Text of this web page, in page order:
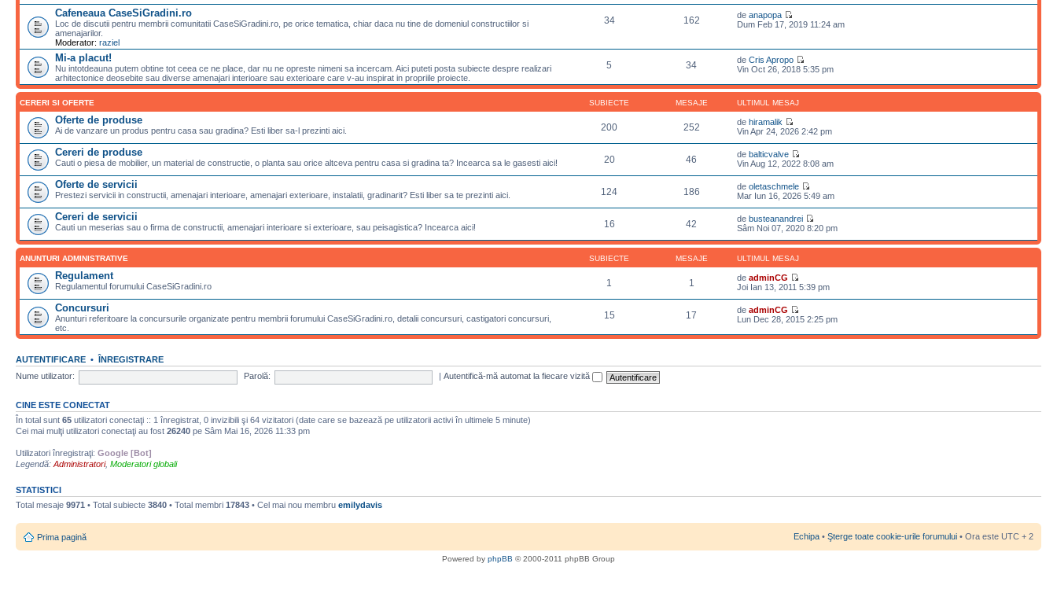
Cafeneaua CaseSiGradini.ro
Loc de discutii pentru membrii comunitatii CaseSiGradini.ro, pe orice tematica, chiar daca nu tine de domeniul constructiilor si
amenajarilor.
Moderator: raziel
34 162 deanapopa
Dum Feb 17, 2019 11:24 am
Mi-a placut!
Nu intotdeauna putem obtine tot ceea ce ne place, dar nu ne opreste nimeni sa incercam. Aici puteti posta subiecte despre realizari
arhitectonice deosebite sau diverse amenajari interioare sau exterioare care v-au inspirat in propriile proiecte.
5 34 deCris Apropo
Vin Oct 26, 2018 5:35 pm
CERERI SI OFERTE SUBIECTE MESAJE ULTIMUL MESAJ
Oferte de produse
Ai de vanzare un produs pentru casa sau gradina? Esti liber sa-l prezinti aici. 200 252 dehiramalik
Vin Apr 24, 2026 2:42 pm
Cereri de produse
Cauti o piesa de mobilier, un material de constructie, o planta sau orice altceva pentru casa si gradina ta? Incearca sa le gasesti aici! 20 46 debalticvalve
Vin Aug 12, 2022 8:08 am
Oferte de servicii
Prestezi servicii in constructii, amenajari interioare, amenajari exterioare, instalatii, gradinarit? Esti liber sa te prezinti aici. 124 186 deoletaschmele
Mar Iun 16, 2026 5:49 am
Cereri de servicii
Cauti un meserias sau o firma de constructii, amenajari interioare si exterioare, sau peisagistica? Incearca aici! 16 42 debusteanandrei
Sâm Noi 07, 2020 8:20 pm
ANUNTURI ADMINISTRATIVE SUBIECTE MESAJE ULTIMUL MESAJ
Regulament
Regulamentul forumului CaseSiGradini.ro 1 1 deadminCG
Joi Ian 13, 2011 5:39 pm
Concursuri
Anunturi referitoare la concursurile organizate pentru membrii forumului CaseSiGradini.ro, detalii concursuri, castigatori concursuri,
etc.
15 17 deadminCG
Lun Dec 28, 2015 2:25 pm
AUTENTIFICARE • ÎNREGISTRARE
Nume utilizator:
Parolă: |Autentifică-mă automat la fiecare vizită
CINE ESTE CONECTAT
În total sunt 65 utilizatori conectaţi :: 1 înregistrat, 0 invizibili şi 64 vizitatori (date care se bazează pe utilizatorii activi în ultimele 5 minute)
Cei mai mulţi utilizatori conectaţi au fost 26240 pe Sâm Mai 16, 2026 11:33 pm
Utilizatori înregistraţi: Google [Bot]
Legendă: Administratori, Moderatori globali
STATISTICI
Total mesaje 9971 • Total subiecte 3840 • Total membri 17843 • Cel mai nou membru emilydavis
Prima pagină Echipa • Şterge toate cookie-urile forumului • Ora este UTC + 2
Powered by phpBB © 2000-2011 phpBB Group